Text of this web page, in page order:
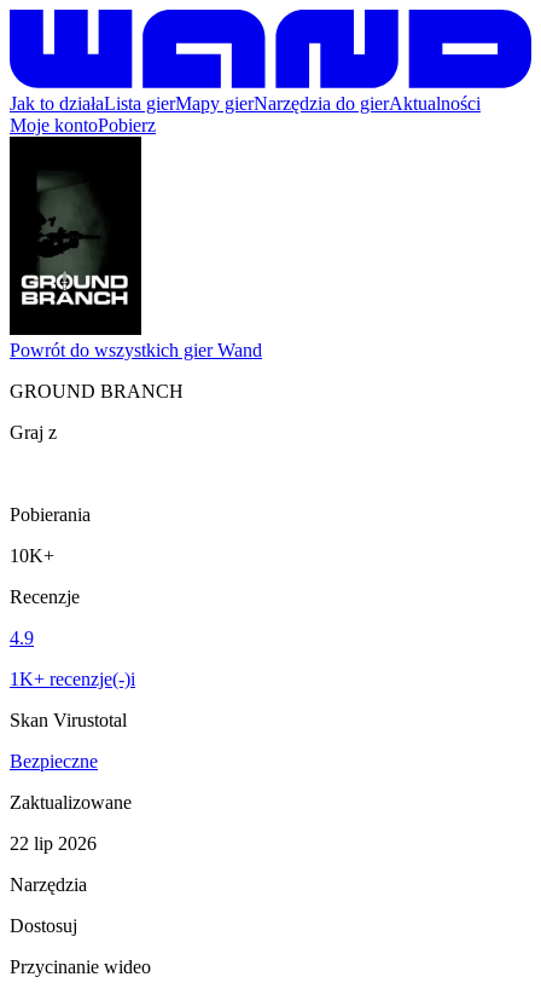
Jak to działaLista gierMapy gierNarzędzia do gierAktualności
Moje kontoPobierz
Powrót do wszystkich gier Wand
GROUND BRANCH
Graj z
Pobierania
10K+
Recenzje
4.9
1K+ recenzje(-)i
Skan Virustotal
Bezpieczne
Zaktualizowane
22 lip 2026
Narzędzia
Dostosuj
Przycinanie wideo